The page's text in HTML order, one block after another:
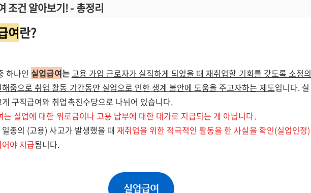
조건 알아보기! - 총정리
여란?
하나인 실업급여는 고용 가입 근로자가 실직하게 되었을 때 재취업할 기회를 갖도록 소정의
줌으로 취업 활동 기간동안 실업으로 인한 생계 불안에 도움을 주고자하는 제도입니다. 실
구직급여와 취업촉진수당으로 나뉘어 있습니다.
는 실업에 대한 위로금이나 고용 납부에 대한 대가로 지급되는 게 아닙니다.
종의 (고용) 사고가 발생했을 때 재취업을 위한 적극적인 활동을 한 사실을 확인(실업인정)
야 지급됩니다.